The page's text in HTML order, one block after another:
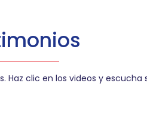
Haz clic en los videos y escucha